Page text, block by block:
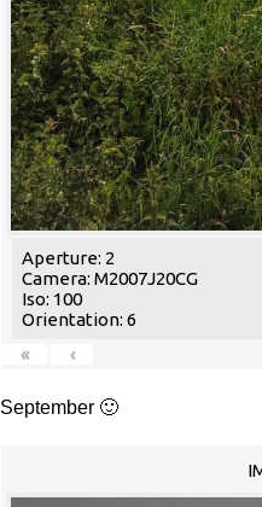
Aperture: 2
Camera: M2007J20CG
Iso: 100
Orientation: 6
«
‹
September 🙂